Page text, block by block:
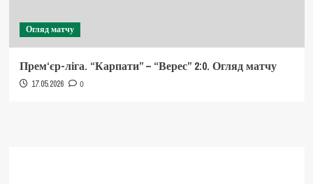
Огляд матчу
Прем‘єр-ліга. “Карпати” – “Верес” 2:0. Огляд матчу
17.05.2026 0